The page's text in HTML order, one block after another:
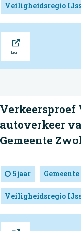
Veiligheidsregio
Verkeersproef
autoverkeer
Gemeente
5 jaar Gemeente
Veiligheidsregio